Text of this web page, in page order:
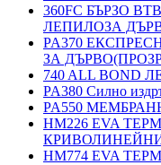
360FC БЪРЗО
ЛЕПИЛОЗА
PA370
ЗА
740 ALL BOND
PA380 Силно
PA550
HM226 EVA
HM774 EVA